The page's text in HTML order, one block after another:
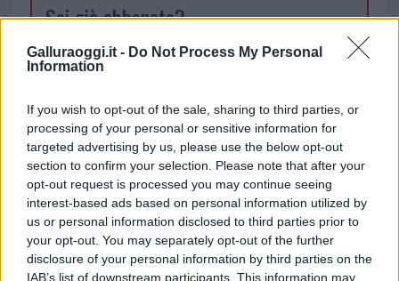
Galluraoggi.it - Do Not Process My Personal
Information
If you wish to opt-out of the sale, sharing to third parties, or
processing of your personal or sensitive information for
targeted advertising by us, please use the below opt-out
section to confirm your selection. Please note that after your
opt-out request is processed you may continue seeing
interest-based ads based on personal information utilized by
us or personal information disclosed to third parties prior to
your opt-out. You may separately opt-out of the further
disclosure of your personal information by third parties on the
IAB’s list of downstream participants. This information may
Sei già abbonato?
Puoi effettuare l'accesso andando nella
cliccandoqui
TEMI: Aeroporto Olbia
Arrivi Olbia
Notizie Olbia
Olbia Notizie Poro Olbia
Notizie in tempo reale?
Entra nel canale telegram di